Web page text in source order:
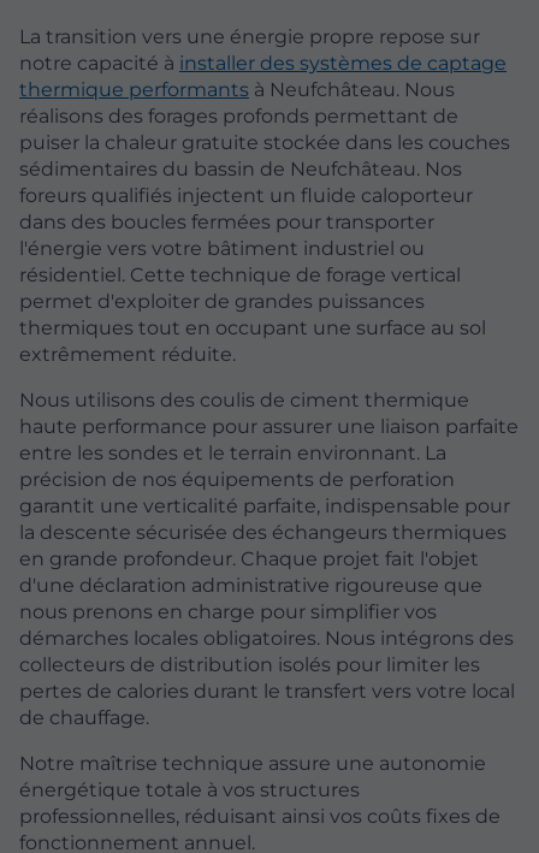
La transition vers une énergie propre repose sur
notre capacité à installer des systèmes de captage
thermique performants à Neufchâteau. Nous
réalisons des forages profonds permettant de
puiser la chaleur gratuite stockée dans les couches
sédimentaires du bassin de Neufchâteau. Nos
foreurs qualifiés injectent un fluide caloporteur
dans des boucles fermées pour transporter
l'énergie vers votre bâtiment industriel ou
résidentiel. Cette technique de forage vertical
permet d'exploiter de grandes puissances
thermiques tout en occupant une surface au sol
extrêmement réduite.
Nous utilisons des coulis de ciment thermique
haute performance pour assurer une liaison parfaite
entre les sondes et le terrain environnant. La
précision de nos équipements de perforation
garantit une verticalité parfaite, indispensable pour
la descente sécurisée des échangeurs thermiques
en grande profondeur. Chaque projet fait l'objet
d'une déclaration administrative rigoureuse que
nous prenons en charge pour simplifier vos
démarches locales obligatoires. Nous intégrons des
collecteurs de distribution isolés pour limiter les
pertes de calories durant le transfert vers votre local
de chauffage.
Notre maîtrise technique assure une autonomie
énergétique totale à vos structures
professionnelles, réduisant ainsi vos coûts fixes de
fonctionnement annuel.